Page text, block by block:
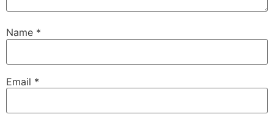
Name *
Email *